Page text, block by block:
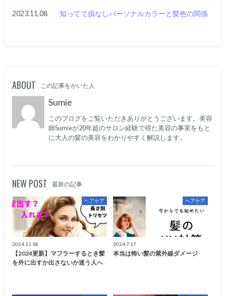
2023.11.08 知ってて損なしパーソナルカラーと髪色の関係
ABOUT この記事をかいた人
Sumie
このブログをご覧いただきありがとうございます。美容
師Sumieが20年超のサロン経験で得た美容の事実をもと
に大人の髪の美容をわかりやすく解説します。
NEW POST 最新の記事
ヘアケア
2024.11.18
【2024更新】マフラーするとき髪
を外に出すか出さないか迷う人へ
ヘアケア
2024.7.17
本当は怖い髪の紫外線ダメージ